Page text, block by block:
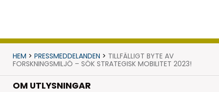
HEM > PRESSMEDDELANDEN > TILLFÄLLIGT BYTE AV
FORSKNINGSMILJÖ – SÖK STRATEGISK MOBILITET 2023!
OM UTLYSNINGAR